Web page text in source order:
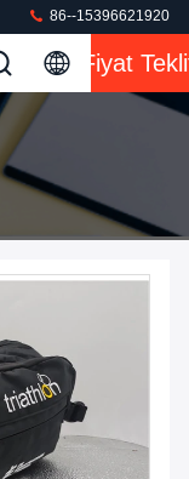
86--15396621920
Fiyat